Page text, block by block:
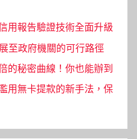
用報告驗證技術全面升級
至政府機關的可行路徑
的秘密曲線！你也能辦到
用無卡提款的新手法，保